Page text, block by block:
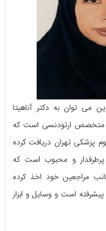
می توان به دکتر آناهیتا
و متخصص ارتودنسی است که
پزشکی تهران دریافت کرده
پرطرفدار و محبوب است که
مراجعین خود اخذ کرده
است و وسایل و ابزار